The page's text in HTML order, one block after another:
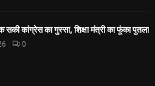
सकी कांग्रेस का गुस्सा, शिक्षा मंत्री का फूंका पुतला
0